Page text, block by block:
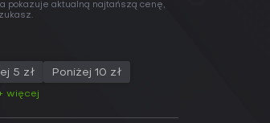
pokazuje aktualną najtańszą cenę,
5 zł Poniżej 10 zł
więcej